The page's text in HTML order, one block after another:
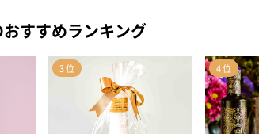
すすめランキング